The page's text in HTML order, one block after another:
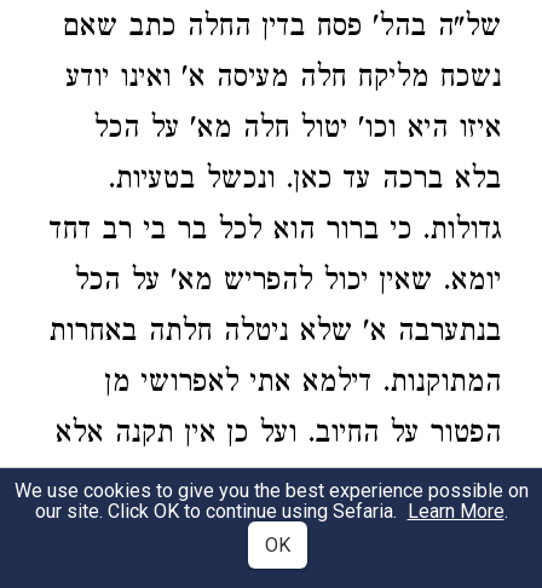
של"ה בהל' פסח בדין החלה כתב שאם
נשכח מליקח חלה מעיסה א' ואינו יודע
איזו היא וכו' יטול חלה מא' על הכל
בלא ברכה עד כאן. ונכשל בטעיות.
גדולות. כי ברור הוא לכל בר בי רב דחד
יומא. שאין יכול להפריש מא' על הכל
בנתערבה א' שלא ניטלה חלתה באחרות
המתוקנות. דילמא אתי לאפרושי מן
הפטור על החיוב. ועל כן אין תקנה אלא
שיטול מכל א' וא'. אם לא בשיש לו
פרנסה ממקום אחר. שאז יוכל להפריש
We use cookies to give you the best experience possible on
our site. Click OK to continue using Sefaria. Learn More.
OK